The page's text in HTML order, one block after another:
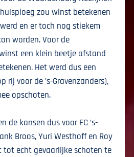
zou winst betekenen
en er toch nog stiekem
worden. Voor de
een klein beetje afstand
Het werd dus een
rij voor de ’s-Gravenzanders),
opschoten.
de kansen dus voor FC ’s-
Broos, Yuri Westhoff en Roy
tot echt gevaarlijke schoten te